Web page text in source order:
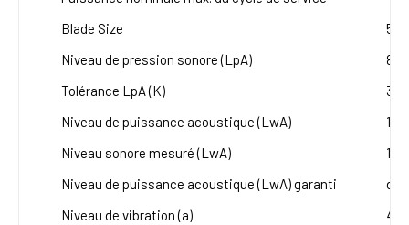
Blade Size
Niveau de pression sonore (LpA)
88
Tolérance LpA (K)
3
Niveau de puissance acoustique (LwA)
Niveau sonore mesuré (LwA)
101
Niveau de puissance acoustique (LwA) garanti
Niveau de vibration (a)
4.2